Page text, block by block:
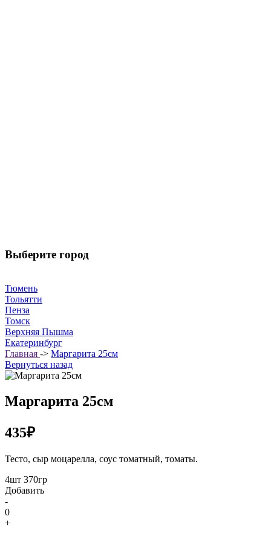
Выберите город
Тюмень
Тольятти
Пенза
Томск
Верхняя Пышма
Екатеринбург
Главная -> Маргарита 25см
Вернуться назад
Маргарита 25см
435₽
Тесто, сыр моцарелла, соус томатный, томаты.
4шт 370гр
Добавить
-
0
+